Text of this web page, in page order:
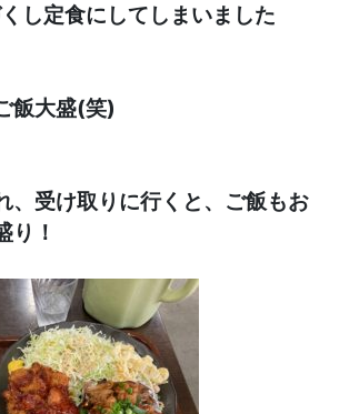
し定食にしてしまいました
飯大盛(笑)
、受け取りに行くと、ご飯もお
り！